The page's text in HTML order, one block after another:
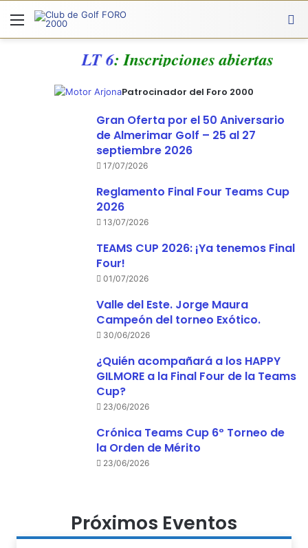
Menú
LT 6: Inscripciones abiertas
Patrocinador del Foro 2000
Gran Oferta por el 50 Aniversario
de Almerimar Golf – 25 al 27
septiembre 2026
17/07/2026
Reglamento Final Four Teams Cup
2026
13/07/2026
TEAMS CUP 2026: ¡Ya tenemos Final
Four!
01/07/2026
Valle del Este. Jorge Maura
Campeón del torneo Exótico.
30/06/2026
¿Quién acompañará a los HAPPY
GILMORE a la Final Four de la Teams
Cup?
23/06/2026
Crónica Teams Cup 6º Torneo de
la Orden de Mérito
23/06/2026
Próximos Eventos